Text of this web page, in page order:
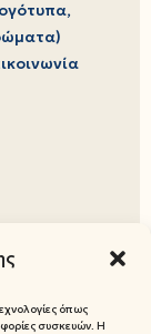
όπως
συσκευών. Η